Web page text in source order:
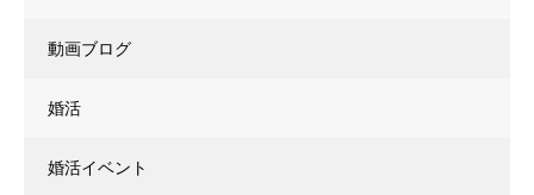
動画ブログ
婚活
婚活イベント